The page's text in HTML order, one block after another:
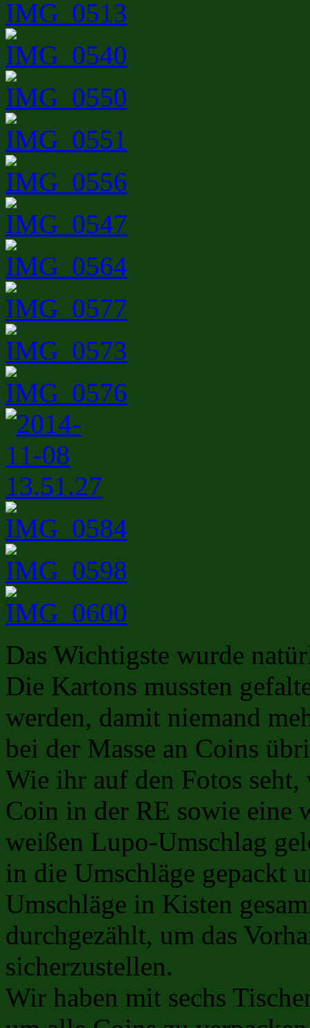
Das Wichtigste wurde
Die Kartons mussten
werden, damit niemand
bei der Masse an Coins
Wie ihr auf den Fotos
Coin in der RE sowie eine
weißen Lupo-Umschlag
in die Umschläge gepackt
Umschläge in Kisten
durchgezählt, um das
sicherzustellen.
Wir haben mit sechs